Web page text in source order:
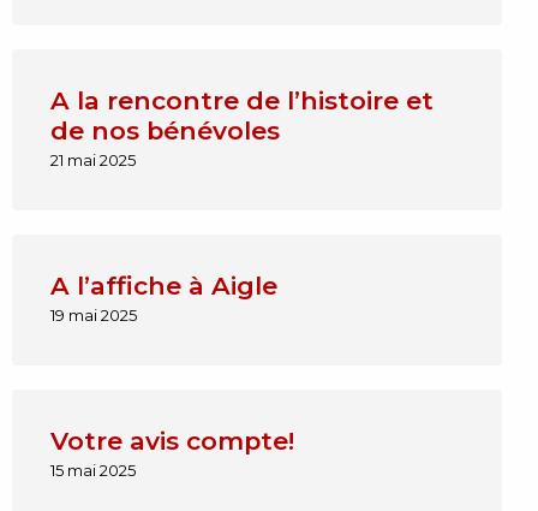
A la rencontre de l’histoire et
de nos bénévoles
21 mai 2025
A l’affiche à Aigle
19 mai 2025
Votre avis compte!
15 mai 2025